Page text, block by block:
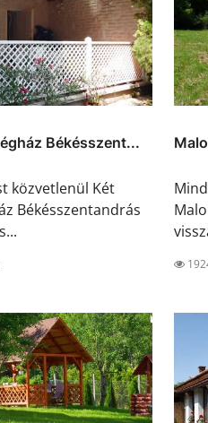
Békésszent...
közvetlenül Két
Békésszentandrás